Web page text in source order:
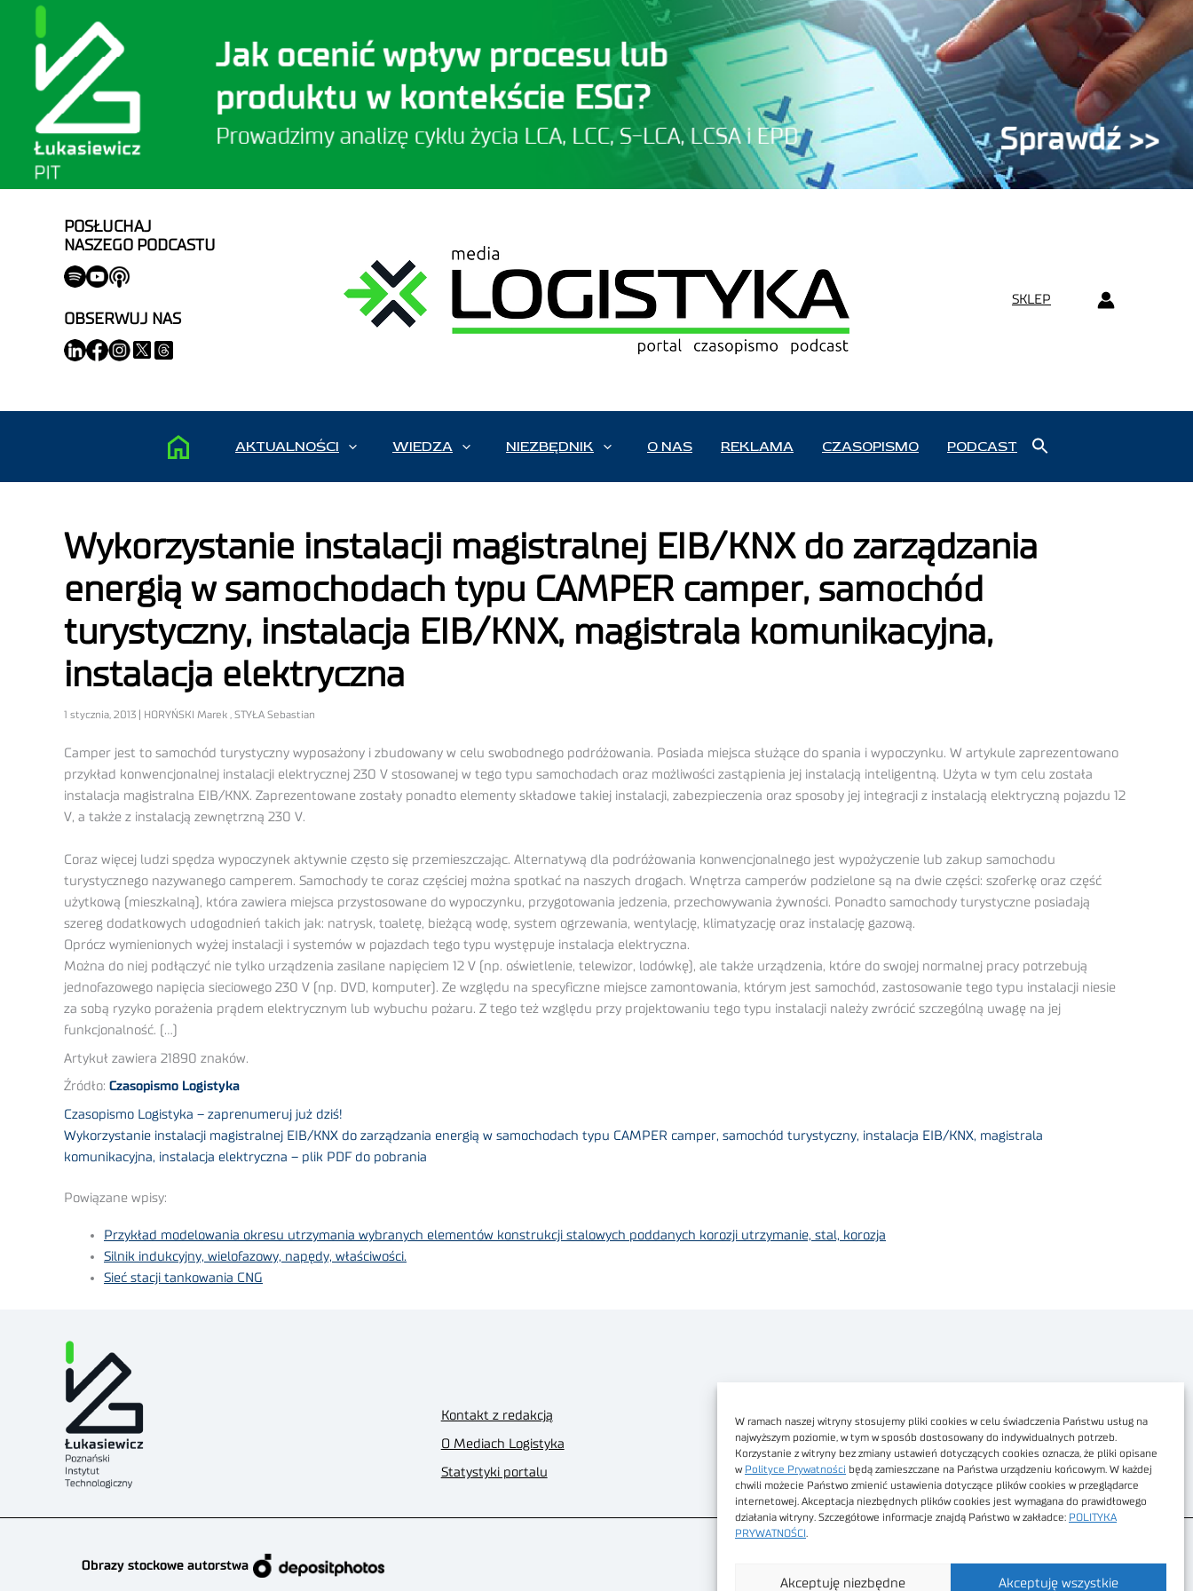
W ramach naszej witryny stosujemy pliki cookies w celu świadczenia Państwu usług na
najwyższym poziomie, w tym w sposób dostosowany do indywidualnych potrzeb.
Korzystanie z witryny bez zmiany ustawień dotyczących cookies oznacza, że pliki opisane
w Polityce Prywatności będą zamieszczane na Państwa urządzeniu końcowym. W każdej
chwili możecie Państwo zmienić ustawienia dotyczące plików cookies w przeglądarce
internetowej. Akceptacja niezbędnych plików cookies jest wymagana do prawidłowego
działania witryny. Szczegółowe informacje znajdą Państwo w zakładce: POLITYKA
PRYWATNOŚCI
Akceptuję wszystkie
Akceptuję niezbędne
POSŁUCHAJ
NASZEGO PODCASTU
OBSERWUJ NAS
SKLEP
AKTUALNOŚCI WIEDZA NIEZBĘDNIK O NAS REKLAMA CZASOPISMO PODCAST
Wykorzystanie instalacji magistralnej EIB/KNX do zarządzania
energią w samochodach typu CAMPER camper, samochód
turystyczny, instalacja EIB/KNX, magistrala komunikacyjna,
instalacja elektryczna
1 stycznia, 2013 | HORYŃSKI Marek , STYŁA Sebastian
Camper jest to samochód turystyczny wyposażony i zbudowany w celu swobodnego podróżowania. Posiada miejsca służące do spania i wypoczynku. W artykule zaprezentowano
przykład konwencjonalnej instalacji elektrycznej 230 V stosowanej w tego typu samochodach oraz możliwości zastąpienia jej instalacją inteligentną. Użyta w tym celu została
instalacja magistralna EIB/KNX. Zaprezentowane zostały ponadto elementy składowe takiej instalacji, zabezpieczenia oraz sposoby jej integracji z instalacją elektryczną pojazdu 12
V, a także z instalacją zewnętrzną 230 V.
Coraz więcej ludzi spędza wypoczynek aktywnie często się przemieszczając. Alternatywą dla podróżowania konwencjonalnego jest wypożyczenie lub zakup samochodu
turystycznego nazywanego camperem. Samochody te coraz częściej można spotkać na naszych drogach. Wnętrza camperów podzielone są na dwie części: szoferkę oraz część
użytkową (mieszkalną), która zawiera miejsca przystosowane do wypoczynku, przygotowania jedzenia, przechowywania żywności. Ponadto samochody turystyczne posiadają
szereg dodatkowych udogodnień takich jak: natrysk, toaletę, bieżącą wodę, system ogrzewania, wentylację, klimatyzację oraz instalację gazową.
Oprócz wymienionych wyżej instalacji i systemów w pojazdach tego typu występuje instalacja elektryczna.
Można do niej podłączyć nie tylko urządzenia zasilane napięciem 12 V (np. oświetlenie, telewizor, lodówkę), ale także urządzenia, które do swojej normalnej pracy potrzebują
jednofazowego napięcia sieciowego 230 V (np. DVD, komputer). Ze względu na specyficzne miejsce zamontowania, którym jest samochód, zastosowanie tego typu instalacji niesie
za sobą ryzyko porażenia prądem elektrycznym lub wybuchu pożaru. Z tego też względu przy projektowaniu tego typu instalacji należy zwrócić szczególną uwagę na jej
funkcjonalność. (…)
Artykuł zawiera 21890 znaków.
Źródło: Czasopismo Logistyka
Czasopismo Logistyka – zaprenumeruj już dziś!
Wykorzystanie instalacji magistralnej EIB/KNX do zarządzania energią w samochodach typu CAMPER camper, samochód turystyczny, instalacja EIB/KNX, magistrala
komunikacyjna, instalacja elektryczna – plik PDF do pobrania
Powiązane wpisy:
Przykład modelowania okresu utrzymania wybranych elementów konstrukcji stalowych poddanych korozji utrzymanie, stal, korozja
Silnik indukcyjny, wielofazowy, napędy, właściwości.
Sieć stacji tankowania CNG
Kontakt z redakcją
O Mediach Logistyka
Statystyki portalu
Dostępność cyfrowa
Regulamin Portalu
Regulamin sklepu
Obrazy stockowe autorstwa